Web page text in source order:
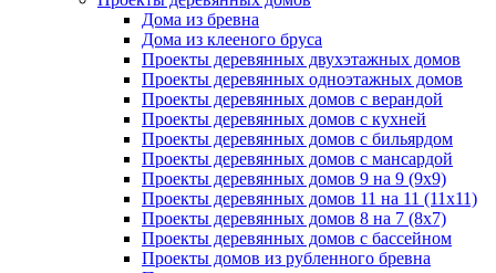
Дома из бревна
Дома из клееного бруса
Проекты деревянных двухэтажных домов
Проекты деревянных одноэтажных домов
Проекты деревянных домов с верандой
Проекты деревянных домов с кухней
Проекты деревянных домов с бильярдом
Проекты деревянных домов с мансардой
Проекты деревянных домов 9 на 9 (9x9)
Проекты деревянных домов 11 на 11 (11x11)
Проекты деревянных домов 8 на 7 (8x7)
Проекты деревянных домов с бассейном
Проекты домов из рубленного бревна